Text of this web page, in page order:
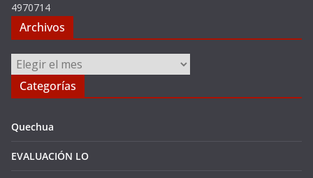
4970714
Archivos
Archivos
Categorías
Quechua
EVALUACIÓN LO